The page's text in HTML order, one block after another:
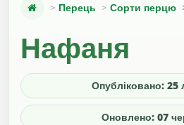
Перець Сорти перцю
Нафаня
Опубліковано: 25
Оновлено: 07